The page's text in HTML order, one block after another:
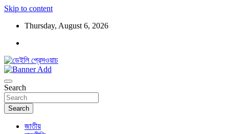
Skip to content
Thursday, August 6, 2026
ডেইলি প্রেসওয়াচ
Search
Search
জাতীয়